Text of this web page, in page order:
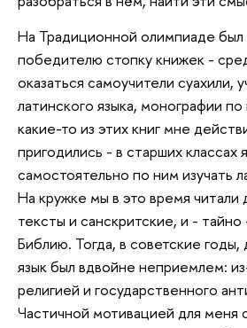
На Традиционной олимпиаде был
победителю стопку книжек -
оказаться самоучители суахили,
латинского языка, монографии
какие-то из этих книг мне
пригодились - в старших классах
самостоятельно по ним изучать
На кружке мы в это время читали
тексты и санскритские, и -
Библию. Тогда, в советские
язык был вдвойне неприемлем:
религией и государственного
Частичной мотивацией для меня